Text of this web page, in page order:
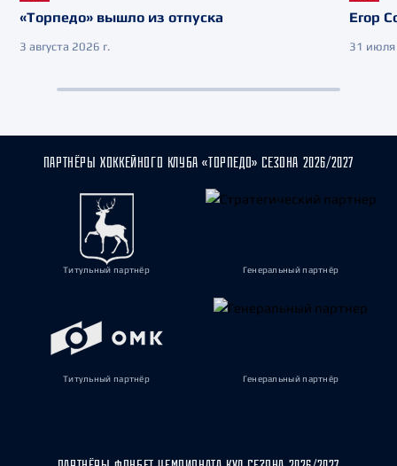
«Торпедо» вышло из отпуска
3 августа 2026 г.
Егор
31 июля
ПАРТНЁРЫ ХОККЕЙНОГО КЛУБА «ТОРПЕДО» СЕЗОНА 2026/2027
Титульный партнёр Генеральный партнёр
Титульный партнёр Генеральный партнёр